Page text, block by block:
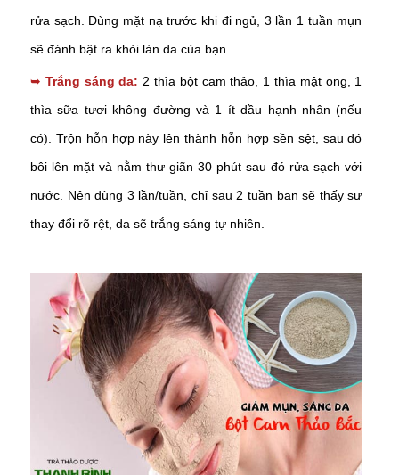
rửa sạch. Dùng mặt nạ trước khi đi ngủ, 3 lần 1 tuần mụn
sẽ đánh bật ra khỏi làn da của bạn.
➥ Trắng sáng da: 2 thìa bột cam thảo, 1 thìa mật ong, 1
thìa sữa tươi không đường và 1 ít dầu hạnh nhân (nếu
có). Trộn hỗn hợp này lên thành hỗn hợp sền sệt, sau đó
bôi lên mặt và nằm thư giãn 30 phút sau đó rửa sạch với
nước. Nên dùng 3 lần/tuần, chỉ sau 2 tuần bạn sẽ thấy sự
thay đổi rõ rệt, da sẽ trắng sáng tự nhiên.